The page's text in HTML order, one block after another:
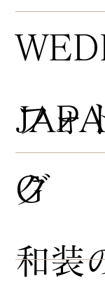
フォ
グ
和装
G